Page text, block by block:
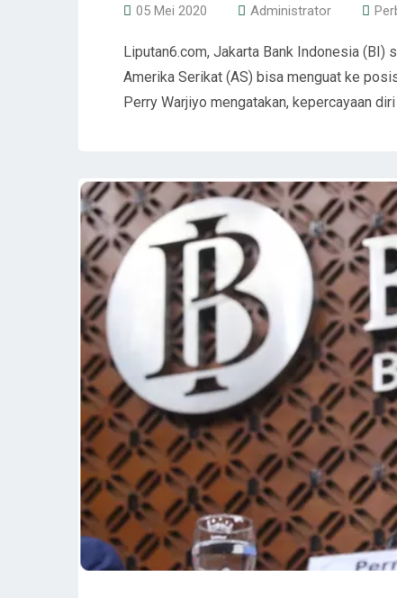
05 Mei 2020 Administrator
Liputan6.com, Jakarta Bank Indonesia (BI)
Amerika Serikat (AS) bisa menguat ke
Perry Warjiyo mengatakan, kepercayaan